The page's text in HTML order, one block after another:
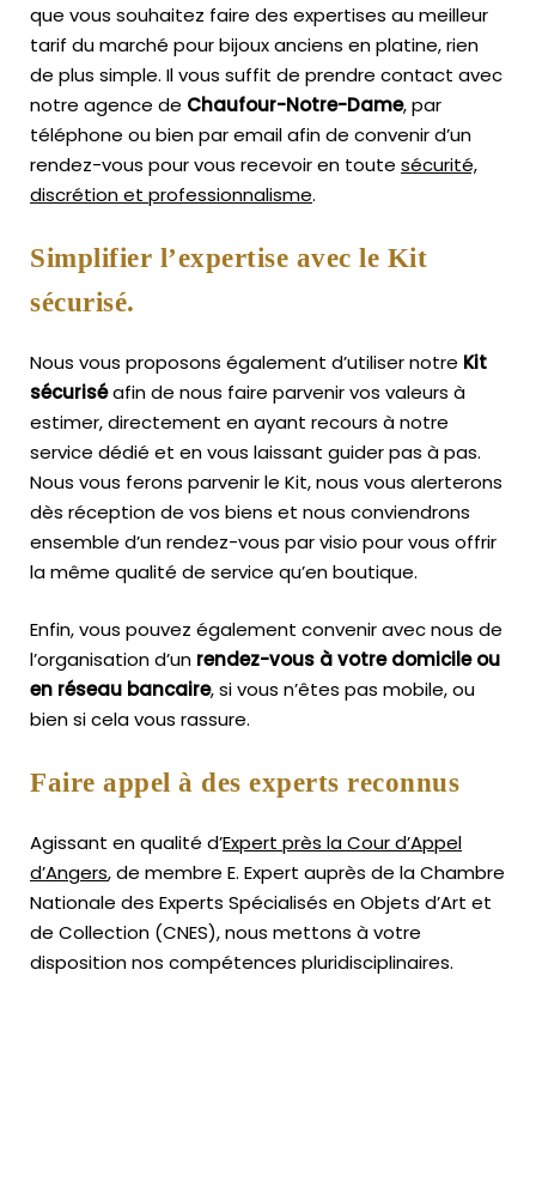
que vous souhaitez faire des expertises au meilleur
tarif du marché pour bijoux anciens en platine, rien
de plus simple. Il vous suffit de prendre contact avec
notre agence de Chaufour-Notre-Dame, par
téléphone ou bien par email afin de convenir d’un
rendez-vous pour vous recevoir en toute sécurité,
discrétion et professionnalisme.
Simplifier l’expertise avec le Kit
sécurisé.
Nous vous proposons également d’utiliser notre Kit
sécuriséafin de nous faire parvenir vos valeurs à
estimer, directement en ayant recours à notre
service dédié et en vous laissant guider pas à pas.
Nous vous ferons parvenir le Kit, nous vous alerterons
dès réception de vos biens et nous conviendrons
ensemble d’un rendez-vous par visio pour vous offrir
la même qualité de service qu’en boutique.
Enfin, vous pouvez également convenir avec nous de
l’organisation d’un rendez-vous à votre domicile ou
en réseau bancaire, si vous n’êtes pas mobile, ou
bien si cela vous rassure.
Faire appel à des experts reconnus
Agissant en qualité d’Expert près la Cour d’Appel
d’Angers, de membre E. Expert auprès de laChambre
Nationale des Experts Spécialisés en Objets d’Art et
de Collection (CNES),nous mettons à votre
disposition nos compétences pluridisciplinaires.